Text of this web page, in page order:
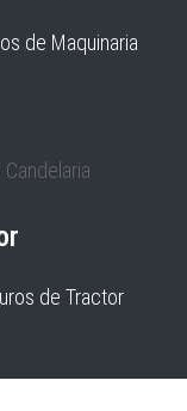
de Maquinaria
de Tractor